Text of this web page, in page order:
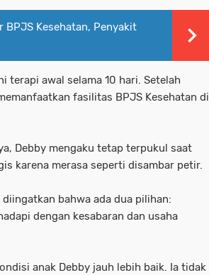
BPJS Kesehatan, Penyakit
terapi awal selama 10 hari. Setelah
fasilitas BPJS Kesehatan di
Debby mengaku tetap terpukul saat
karena merasa seperti disambar petir.
bahwa ada dua pilihan:
dengan kesabaran dan usaha
anak Debby jauh lebih baik. Ia tidak